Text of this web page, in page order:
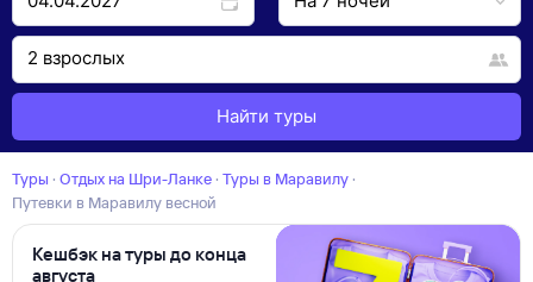
Найти туры
Туры · Отдых на Шри-Ланке · Туры в Маравилу ·
Путевки в Маравилу весной
Кешбэк на туры до конца
августа